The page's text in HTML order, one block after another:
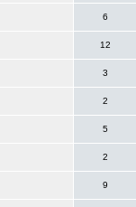
6
12
3
2
5
2
9